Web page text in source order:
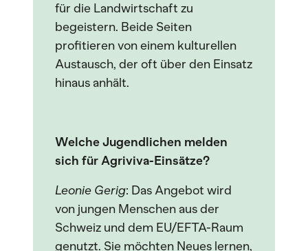
für die Landwirtschaft zu
begeistern. Beide Seiten
profitieren von einem kulturellen
Austausch, der oft über den Einsatz
hinaus anhält.
Welche Jugendlichen melden
sich für Agriviva-Einsätze?
Leonie Gerig: Das Angebot wird
von jungen Menschen aus der
Schweiz und dem EU/EFTA-Raum
genutzt. Sie möchten Neues lernen,